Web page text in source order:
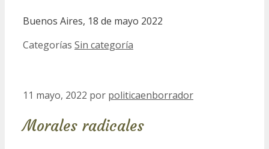
Buenos Aires, 18 de mayo 2022
Categorías Sin categoría
11 mayo, 2022 por politicaenborrador
Morales radicales